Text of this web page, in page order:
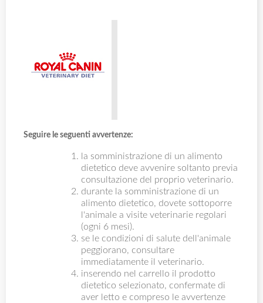
Seguire le seguenti avvertenze:
la somministrazione di un alimento
dietetico deve avvenire soltanto previa
consultazione del proprio veterinario.
durante la somministrazione di un
alimento dietetico, dovete sottoporre
l'animale a visite veterinarie regolari
(ogni 6 mesi).
se le condizioni di salute dell'animale
peggiorano, consultare
immediatamente il veterinario.
inserendo nel carrello il prodotto
dietetico selezionato, confermate di
aver letto e compreso le avvertenze